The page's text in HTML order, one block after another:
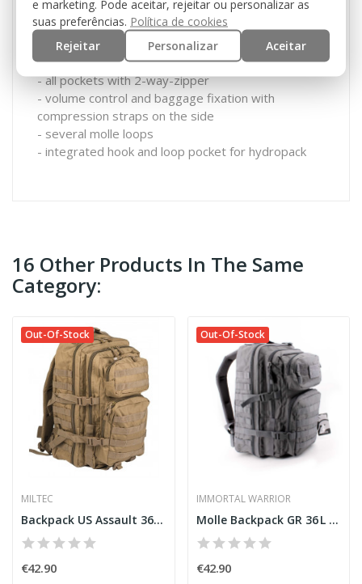
- carrying handle
- 2 big pockets with several zipper and net pockets
- front pocket with organizer and additional pocket
with zipper
- all pockets with 2-way-zipper
- volume control and baggage fixation with
compression straps on the side
- several molle loops
- integrated hook and loop pocket for hydropack
16 Other Products In The Same
Category:
Out-Of-Stock
MILTEC
Backpack US Assault 36L Coyote [Miltec]
€42.90
Out-Of-Stock
IMMORTAL WARRIOR
Molle Backpack GR 36 L – Grey [Immortal Warrior]
€42.90
e marketing. Pode aceitar, rejeitar ou personalizar as
suas preferências. Política de cookies
Rejeitar
Personalizar Aceitar